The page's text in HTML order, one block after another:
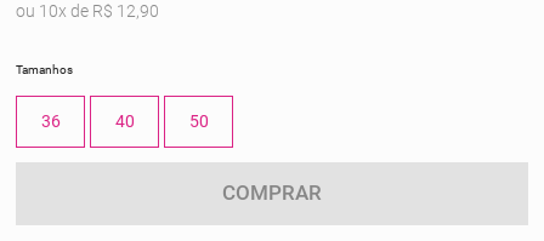
ou 10x de R$ 12,90
Tamanhos
36 40 50
COMPRAR